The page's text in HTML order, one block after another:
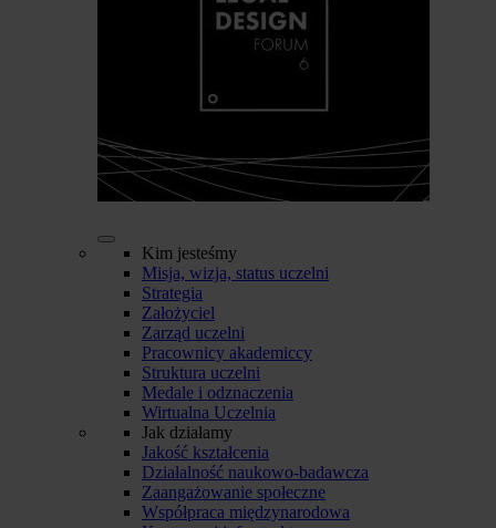
Kim jesteśmy
Misja, wizja, status uczelni
Strategia
Założyciel
Zarząd uczelni
Pracownicy akademiccy
Struktura uczelni
Medale i odznaczenia
Wirtualna Uczelnia
Jak działamy
Jakość kształcenia
Działalność naukowo-badawcza
Zaangażowanie społeczne
Współpraca międzynarodowa